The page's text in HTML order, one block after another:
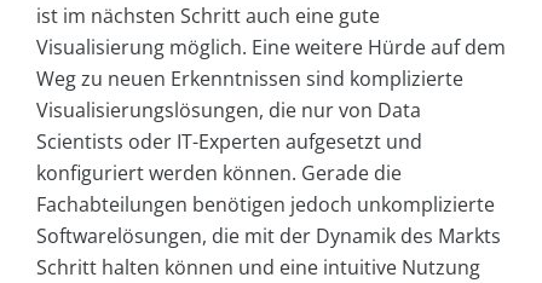
ist im nächsten Schritt auch eine gute
Visualisierung möglich. Eine weitere Hürde auf dem
Weg zu neuen Erkenntnissen sind komplizierte
Visualisierungslösungen, die nur von Data
Scientists oder IT-Experten aufgesetzt und
konfiguriert werden können. Gerade die
Fachabteilungen benötigen jedoch unkomplizierte
Softwarelösungen, die mit der Dynamik des Markts
Schritt halten können und eine intuitive Nutzung